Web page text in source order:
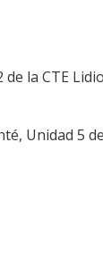
la CTE
Unidad 5